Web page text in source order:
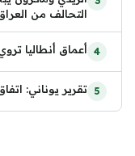
التحالف من
أعماق أنطاليا
تقرير يوناني: